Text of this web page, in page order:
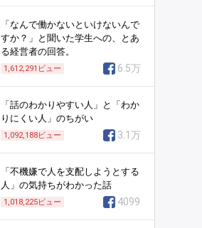
「なんで働かないといけないんで
すか？」と聞いた学生への、とあ
る経営者の回答。
1,612,291 ビュー 6.5万
「話のわかりやすい人」と「わか
りにくい人」のちがい
1,092,188ビュー 3.1万
「不機嫌で人を支配しようとする
人」の気持ちがわかった話
1,018,225ビュー 4099